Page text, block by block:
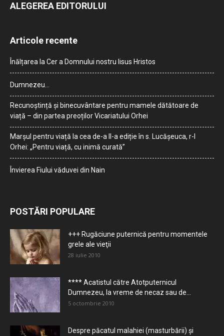
ALEGEREA EDITORULUI
Articole recente
Înălțarea la Cer a Domnului nostru Iisus Hristos
Dumnezeu…
Recunoștință și binecuvântare pentru mamele dătătoare de
viață – din partea preoților Vicariatului Orhei
Marșul pentru viață la cea de-a II-a ediție în s. Lucășeuca, r-l
Orhei: „Pentru viață, cu inimă curată”
Învierea Fiului văduvei din Nain
POSTĂRI POPULARE
+++ Rugăciune puternică pentru momentele
grele ale vieţii
28 iulie 2010
**** Acatistul către Atotputernicul
Dumnezeu, la vreme de necaz sau de...
5 octombrie 2010
Despre păcatul malahiei (masturbării) şi